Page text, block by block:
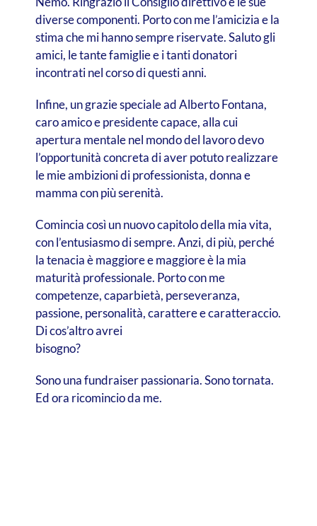
diverse componenti. Porto con me l’amicizia e la
stima che mi hanno sempre riservate. Saluto gli
amici, le tante famiglie e i tanti donatori
incontrati nel corso di questi anni.
Infine, un grazie speciale ad Alberto Fontana,
caro amico e presidente capace, alla cui
apertura mentale nel mondo del lavoro devo
l’opportunità concreta di aver potuto realizzare
le mie ambizioni di professionista, donna e
mamma con più serenità.
Comincia così un nuovo capitolo della mia vita,
con l’entusiasmo di sempre. Anzi, di più, perché
la tenacia è maggiore e maggiore è la mia
maturità professionale. Porto con me
competenze, caparbietà, perseveranza,
passione, personalità, carattere e caratteraccio.
Di cos’altro avrei
bisogno?
Sono una fundraiser passionaria. Sono tornata.
Ed ora ricomincio da me.